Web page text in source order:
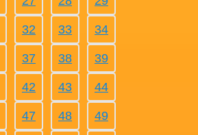
32 33 34
37 38 39
42 43 44
47 48 49